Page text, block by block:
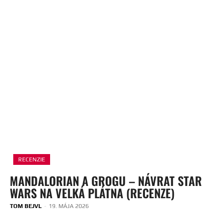
RECENZIE
MANDALORIAN A GROGU – NÁVRAT STAR
WARS NA VELKÁ PLÁTNA (RECENZE)
TOM BEJVL - 19. MÁJA 2026